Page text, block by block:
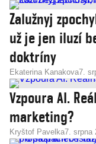
Zalužnyj
už je jen iluzí
doktríny
Ekaterina Kanakova7.
Vzpoura AI.
marketing?
Kryštof Pavelka7. srpna